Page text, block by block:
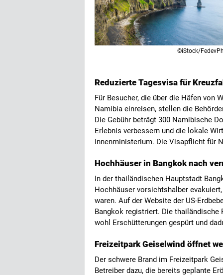
©iStock/
Reduzierte Tagesvisa für
Für Besucher, die über die Häfen von
Namibia einreisen, stellen die
Die Gebühr beträgt 300 Namibische
Erlebnis verbessern und die lokale
Innenministerium. Die Visapflicht für
Hochhäuser in Bangkok nach
In der thailändischen Hauptstadt
Hochhäuser vorsichtshalber
waren. Auf der Website der US-
Bangkok registriert. Die thailändische
wohl Erschütterungen gespürt und
Freizeitpark Geiselwind öffnet
Der schwere Brand im Freizeitpark
Betreiber dazu, die bereits geplante